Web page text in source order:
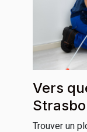
Vers
Trouver un